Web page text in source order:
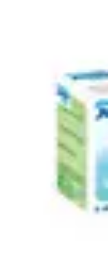
Poissons Frais